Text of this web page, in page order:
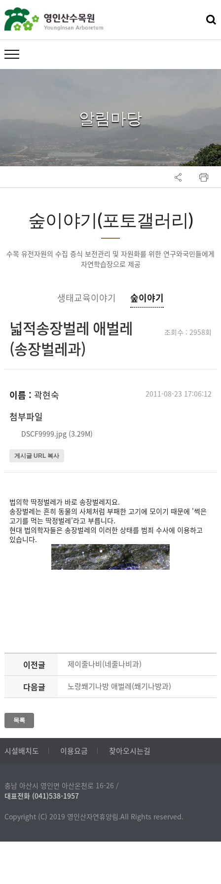
메뉴 열기
알림마당
숲이야기(포토갤러리)
수목 유전자원의 수집 증식 보전관리 및 자원화를 위한 연구와국민들에게
자연학습장으로 제공
생태교육이야기 숲이야기
넓적송장벌레 애벌레
(송장벌레과)
조회수 : 2958회
이름 : 곽현숙 2011-08-23 17:06:12
첨부파일
DSCF9999.jpg (3.29M)
게시글 URL 복사
법의학 딱정벌레가 바로 송장벌레지요.
송장벌레는 흔히 동물의 사체처럼 부패한 고기에 모이기 때문에 '썩은
고기를 먹는 딱정벌레'라고 부릅니다.
현대 법의학자들은 송장벌레의 이러한 상태를 범죄 수사에 이용하고
있습니다.
이전글 제이줄나비(네줄나비과)
다음글 노랑쐐기나방 애벌레(쐐기나방과)
목록
시설배치도 이용요금 찾아오시는길
충남 아산시 영인면 아산온천로 16-26 /
대표전화 (041)538-1957
Copyright (C) 2019 영인산자연휴양림.All Rights reserved.